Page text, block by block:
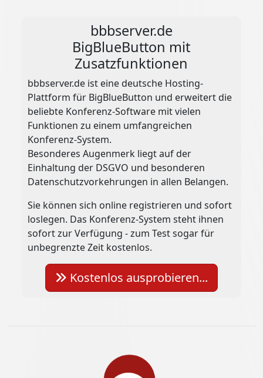
bbbserver.de
BigBlueButton mit
Zusatzfunktionen
bbbserver.de ist eine deutsche Hosting-
Plattform für BigBlueButton und erweitert die
beliebte Konferenz-Software mit vielen
Funktionen zu einem umfangreichen
Konferenz-System.
Besonderes Augenmerk liegt auf der
Einhaltung der DSGVO und besonderen
Datenschutzvorkehrungen in allen Belangen.
Sie können sich online registrieren und sofort
loslegen. Das Konferenz-System steht ihnen
sofort zur Verfügung - zum Test sogar für
unbegrenzte Zeit kostenlos.
Kostenlos ausprobieren...